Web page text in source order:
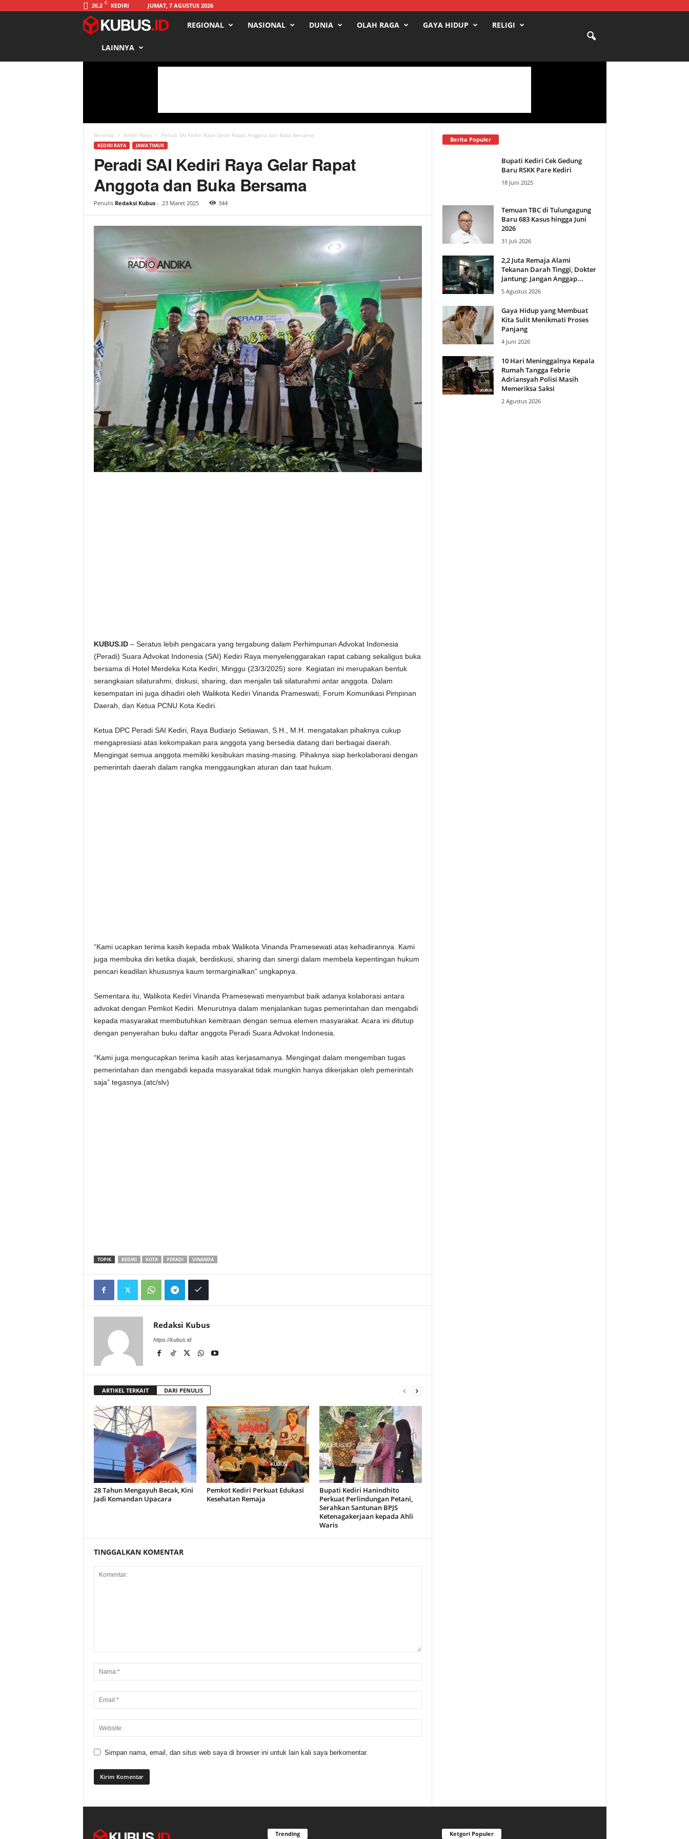
26.2 C KEDIRI JUMAT, 7 AGUSTUS 2026
s
REGIONAL NASIONAL DUNIA OLAH RAGA GAYA HIDUP RELIGI
LAINNYA
Beranda Kediri Raya Peradi SAI Kediri Raya Gelar Rapat Anggota dan Buka Bersama
KEDIRI RAYA JAWA TIMUR
Peradi SAI Kediri Raya Gelar Rapat
Anggota dan Buka Bersama
Penulis Redaksi Kubus- 23 Maret 2025 344
KUBUS.ID– Seratus lebih pengacara yang tergabung dalam Perhimpunan Advokat Indonesia
(Peradi) Suara Advokat Indonesia (SAI) Kediri Raya menyelenggarakan rapat cabang sekaligus buka
bersama di Hotel Merdeka Kota Kediri, Minggu (23/3/2025) sore. Kegiatan ini merupakan bentuk
serangkaian silaturahmi, diskusi, sharing, dan menjalin tali silaturahmi antar anggota. Dalam
kesempatan ini juga dihadiri oleh Walikota Kediri Vinanda Prameswati, Forum Komunikasi Pimpinan
Daerah, dan Ketua PCNU Kota Kediri.
Ketua DPC Peradi SAI Kediri, Raya Budiarjo Setiawan, S.H., M.H. mengatakan pihaknya cukup
mengapresiasi atas kekompakan para anggota yang bersedia datang dari berbagai daerah.
Mengingat semua anggota memiliki kesibukan masing-masing. Pihaknya siap berkolaborasi dengan
pemerintah daerah dalam rangka menggaungkan aturan dan taat hukum.
“Kami ucapkan terima kasih kepada mbak Walikota Vinanda Pramesewati atas kehadirannya. Kami
juga membuka diri ketika diajak, berdiskusi, sharing dan sinergi dalam membela kepentingan hukum
pencari keadilan khususnya kaum termarginalkan” ungkapnya.
Sementara itu, Walikota Kediri Vinanda Pramesewati menyambut baik adanya kolaborasi antara
advokat dengan Pemkot Kediri. Menurutnya dalam menjalankan tugas pemerintahan dan mengabdi
kepada masyarakat membutuhkan kemitraan dengan semua elemen masyarakat. Acara ini ditutup
dengan penyerahan buku daftar anggota Peradi Suara Advokat Indonesia.
“Kami juga mengucapkan terima kasih atas kerjasamanya. Mengingat dalam mengemban tugas
pemerintahan dan mengabdi kepada masyarakat tidak mungkin hanya dikerjakan oleh pemerintah
saja” tegasnya.(atc/slv)
TOPIK KEDIRI KOTA PERADI VINANDA
Redaksi Kubus
https://kubus.id
ARTIKEL TERKAIT DARI PENULIS
28 Tahun Mengayuh Becak, Kini
Jadi Komandan Upacara
Pemkot Kediri Perkuat Edukasi
Kesehatan Remaja
Bupati Kediri Hanindhito
Perkuat Perlindungan Petani,
Serahkan Santunan BPJS
Ketenagakerjaan kepada Ahli
Waris
TINGGALKAN KOMENTAR
Simpan nama, email, dan situs web saya di browser ini untuk lain kali saya berkomentar.
Berita Populer
Bupati Kediri Cek Gedung
Baru RSKK Pare Kediri
18 Juni 2025
Temuan TBC di Tulungagung
Baru 683 Kasus hingga Juni
2026
31 Juli 2026
2,2 Juta Remaja Alami
Tekanan Darah Tinggi, Dokter
Jantung: Jangan Anggap...
5 Agustus 2026
Gaya Hidup yang Membuat
Kita Sulit Menikmati Proses
Panjang
4 Juni 2026
10 Hari Meninggalnya Kepala
Rumah Tangga Febrie
Adriansyah Polisi Masih
Memeriksa Saksi
2 Agustus 2026
Trending Ketgori Populer